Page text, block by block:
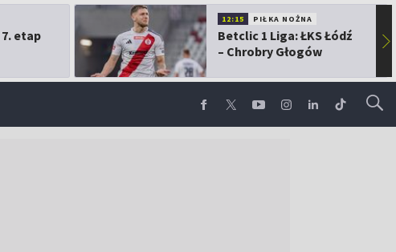
etap
12:15 PIŁKA NOŻNA
Betclic 1 Liga: ŁKS Łódź
– Chrobry Głogów
▶